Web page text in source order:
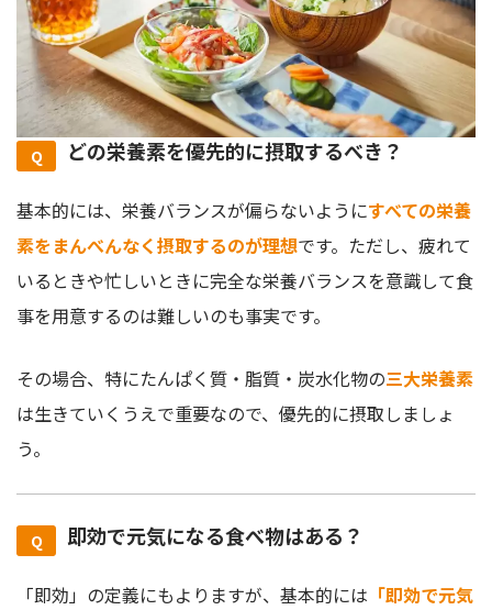
どの栄養素を優先的に摂取するべき？
基本的には、栄養バランスが偏らないようにすべての栄養
素をまんべんなく摂取するのが理想です。ただし、疲れて
いるときや忙しいときに完全な栄養バランスを意識して食
事を用意するのは難しいのも事実です。
その場合、特にたんぱく質・脂質・炭水化物の三大栄養素
は生きていくうえで重要なので、優先的に摂取しましょ
う。
即効で元気になる食べ物はある？
「即効」の定義にもよりますが、基本的には 「即効で元気